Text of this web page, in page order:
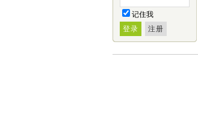
记住我